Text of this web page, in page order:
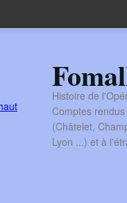
Histoire de
Comptes
(Châtelet,
Lyon ...) et à